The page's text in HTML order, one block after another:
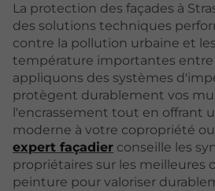
La protection des façades à
des solutions techniques
contre la pollution urbaine et
température importantes entre
appliquons des systèmes
protègent durablement vos
l'encrassement tout en offrant
moderne à votre copropriété
expert façadier conseille les
propriétaires sur les meilleures
peinture pour valoriser